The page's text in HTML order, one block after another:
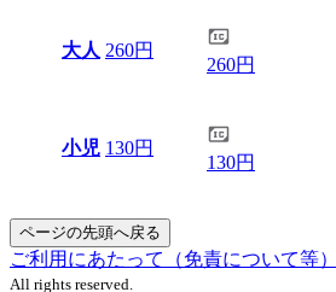
大人 260円
260円
小児 130円
130円
ページの先頭へ戻る
ご利用にあたって（免責について等）
All rights reserved.